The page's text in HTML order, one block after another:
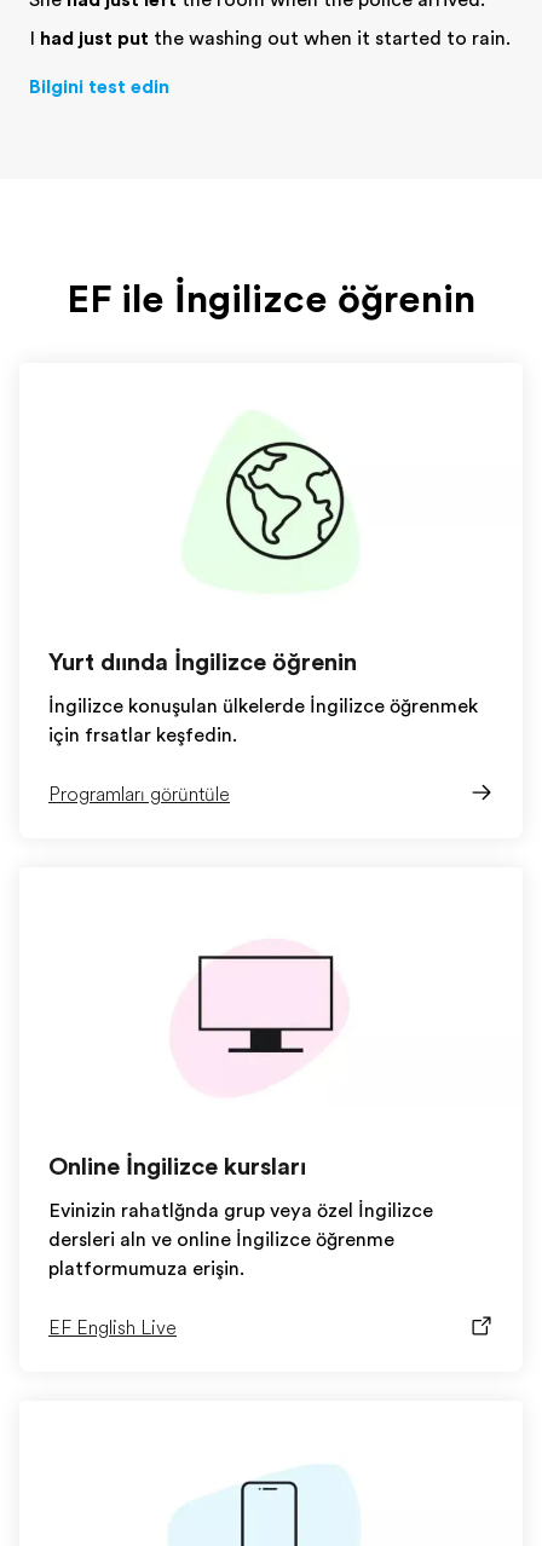
I had just put the washing out when it started to rain.
Bilgini test edin
EF ile İngilizce öğrenin
Yurt dışında İngilizce öğrenin
İngilizce konuşulan ülkelerde İngilizce öğrenmek
için fırsatları keşfedin.
Programları görüntüle
Online İngilizce kursları
Evinizin rahatlığında grup veya özel İngilizce
dersleri alın ve online İngilizce öğrenme
platformumuza erişin.
EF English Live